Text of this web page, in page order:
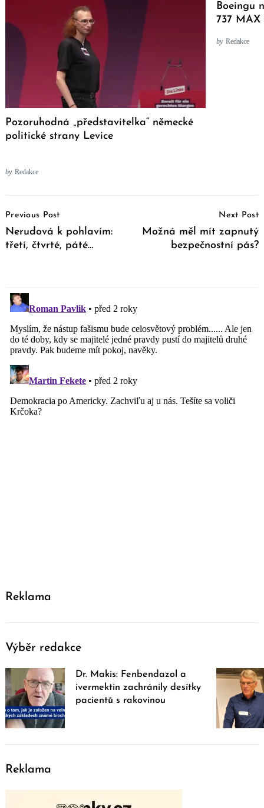
Pozoruhodná „představitelka“ německé
politické strany Levice
by Redakce
Boeingu
737 MAX
by Redakce
Navigation
Previous Post
Nerudová k pohlavím:
třetí, čtvrté, páté…
Next Post
Možná měl mít zapnutý
bezpečnostní pás?
Reklama
Výběr redakce
Dr. Makis: Fenbendazol a
ivermektin zachránily desítky
pacientů s rakovinou
Reklama